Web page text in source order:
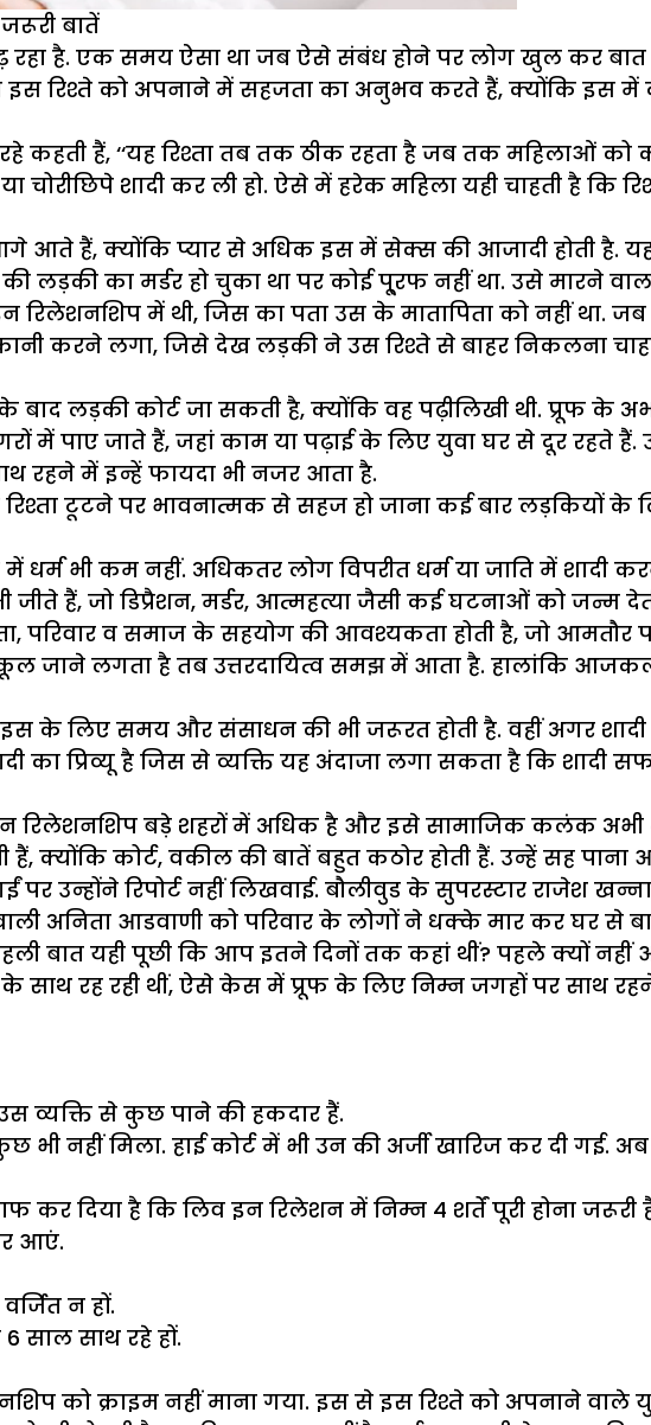
बातें
है. एक समय ऐसा था जब ऐसे संबंध होने पर लोग खुल कर
रिश्ते को अपनाने में सहजता का अनुभव करते हैं, क्योंकि इस में
कहती हैं, ‘‘यह रिश्ता तब तक ठीक रहता है जब तक महिलाओं
चोरीछिपे शादी कर ली हो. ऐसे में हरेक महिला यही चाहती है
हैं, क्योंकि प्यार से अधिक इस में सेक्स की आजादी होती है. यह
लड़की का मर्डर हो चुका था पर कोई पू्रफ नहीं था. उसे मारने
में थी, जिस का पता उस के मातापिता को नहीं था. जब
करने लगा, जिसे देख लड़की ने उस रिश्ते से बाहर निकलना
लड़की कोर्ट जा सकती है, क्योंकि वह पढ़ीलिखी थी. प्रूफ के
में पाए जाते हैं, जहां काम या पढ़ाई के लिए युवा घर से दूर रहते
रहने में इन्हें फायदा भी नजर आता है.
टूटने पर भावनात्मक से सहज हो जाना कई बार लड़कियों
धर्म भी कम नहीं. अधिकतर लोग विपरीत धर्म या जाति में शादी
जीते हैं, जो डिप्रैशन, मर्डर, आत्महत्या जैसी कई घटनाओं को जन्म
परिवार व समाज के सहयोग की आवश्यकता होती है, जो आमतौर
जाने लगता है तब उत्तरदायित्व समझ में आता है. हालांकि आजकल
इस के लिए समय और संसाधन की भी जरूरत होती है. वहीं अगर
प्रिव्यू है जिस से व्यक्ति यह अंदाजा लगा सकता है कि शादी
रिलेशनशिप बड़े शहरों में अधिक है और इसे सामाजिक कलंक अभी
क्योंकि कोर्ट, वकील की बातें बहुत कठोर होती हैं. उन्हें सह पाना
पर उन्होंने रिपोर्ट नहीं लिखवाई. बौलीवुड के सुपरस्टार राजेश
अनिता आडवाणी को परिवार के लोगों ने धक्के मार कर घर से
बात यही पूछी कि आप इतने दिनों तक कहां थीं? पहले क्यों
साथ रह रही थीं, ऐसे केस में प्रूफ के लिए निम्न जगहों पर साथ रहने
व्यक्ति से कुछ पाने की हकदार हैं.
भी नहीं मिला. हाई कोर्ट में भी उन की अर्जी खारिज कर दी गई. अब
कर दिया है कि लिव इन रिलेशन में निम्न 4 शर्तें पूरी होना जरूरी
आएं.
न हों.
साल साथ रहे हों.
को क्राइम नहीं माना गया. इस से इस रिश्ते को अपनाने वाले